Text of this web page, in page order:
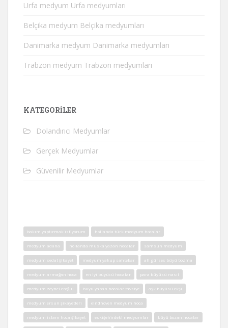
Urfa medyum Urfa medyumları
Belçika medyum Belçika medyumları
Danimarka medyum Danimarka medyumları
Trabzon medyum Trabzon medyumları
KATEGORILER
Dolandırıcı Medyumlar
Gerçek Medyumlar
Güvenilir Medyumlar
bakım yaptırmak istiyorum hollanda türk medyum hocalar
medyum adana hollanda muska yazan hocalar samsun medyum
medyum sedat şikayet medyum yakup sahtekar ali gürses büyü bozma
medyum armağan hoca en iyi büyücü hocalar para büyüsü nasıl
medyum zeynel eroğlu büyü yapan hocalar tavsiye aşk büyüsü ekşi
medyum ersun şikayetleri eindhoven medyum hoca
medyum islam hoca şikayet eskişehirdeki medyumlar büyü bozan hocalar